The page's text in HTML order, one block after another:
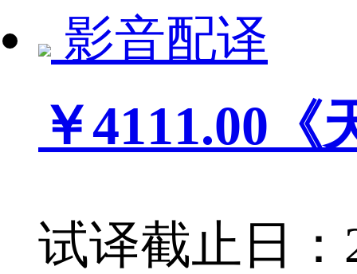
影音配译
￥4111.00
试译截止日：